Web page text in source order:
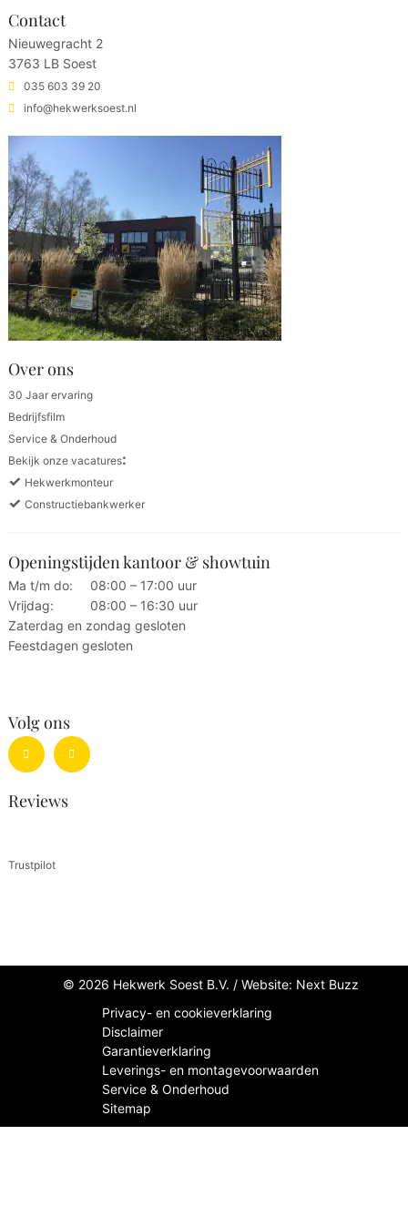
Contact
Nieuwegracht 2
3763 LB Soest
035 603 39 20
info@hekwerksoest.nl
Over ons
30 Jaar ervaring
Bedrijfsfilm
Service & Onderhoud
Bekijk onze vacatures:
✓ Hekwerkmonteur
✓ Constructiebankwerker
Openingstijden kantoor & showtuin
Ma t/m do:
08:00 – 17:00 uur
Vrijdag:
08:00 – 16:30 uur
Zaterdag en zondag gesloten
Feestdagen gesloten
Volg ons
Reviews
Trustpilot
© 2026 Hekwerk Soest B.V. / Website: Next Buzz
Privacy- en cookieverklaring
Disclaimer
Garantieverklaring
Leverings- en montagevoorwaarden
Service & Onderhoud
Sitemap